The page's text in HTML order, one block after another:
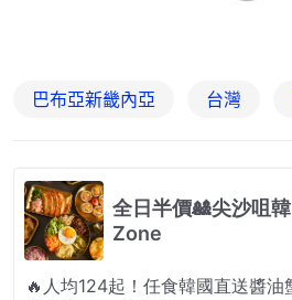
巴布亞新畿內亞 台灣